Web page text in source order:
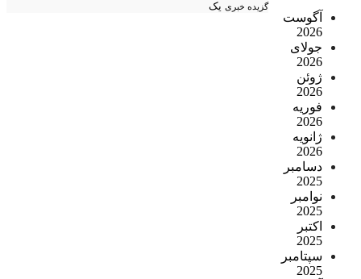
آگوست
2026
جولای
2026
ژوئن
2026
فوریه
2026
ژانویه
2026
دسامبر
2025
نوامبر
2025
اکتبر
2025
سپتامبر
2025
گزیده خبری یک